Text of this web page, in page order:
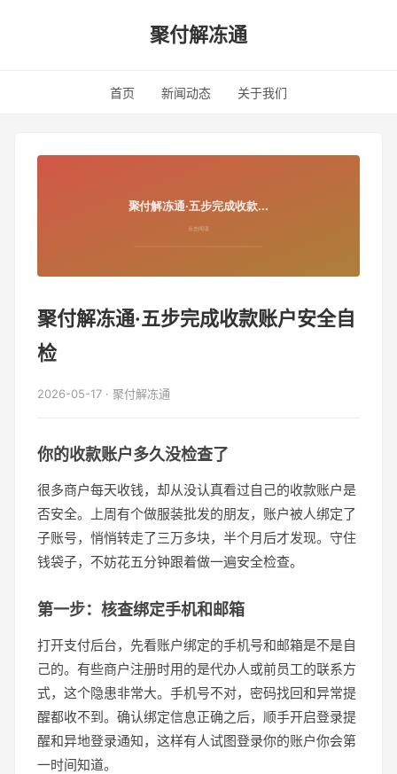
聚付解冻通
首页 新闻动态 关于我们
聚付解冻通·五步完成收款账户安全自
检
2026-05-17 · 聚付解冻通
你的收款账户多久没检查了
很多商户每天收钱，却从没认真看过自己的收款账户是
否安全。上周有个做服装批发的朋友，账户被人绑定了
子账号，悄悄转走了三万多块，半个月后才发现。守住
钱袋子，不妨花五分钟跟着做一遍安全检查。
第一步：核查绑定手机和邮箱
打开支付后台，先看账户绑定的手机号和邮箱是不是自
己的。有些商户注册时用的是代办人或前员工的联系方
式，这个隐患非常大。手机号不对，密码找回和异常提
醒都收不到。确认绑定信息正确之后，顺手开启登录提
醒和异地登录通知，这样有人试图登录你的账户你会第
一时间知道。